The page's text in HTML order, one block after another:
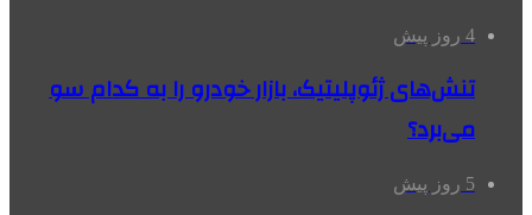
4 روز پیش
تنش‌های ژئوپلیتیک، بازار خودرو را به کدام سو
می‌برد؟
5 روز پیش